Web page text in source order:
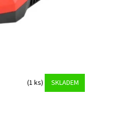
(1 ks) SKLADEM